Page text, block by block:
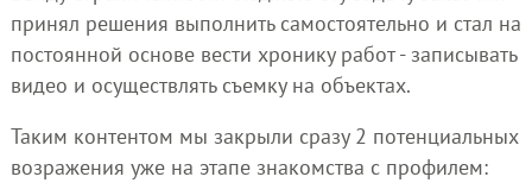
принял решения выполнить самостоятельно и стал на
постоянной основе вести хронику работ - записывать
видео и осуществлять съемку на объектах.
Таким контентом мы закрыли сразу 2 потенциальных
возражения уже на этапе знакомства с профилем: